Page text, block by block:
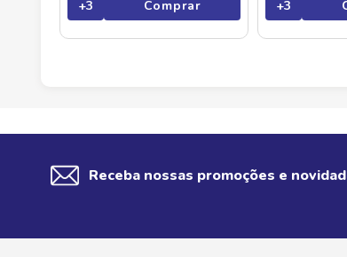
+3 Comprar +3
Receba nossas promoções e